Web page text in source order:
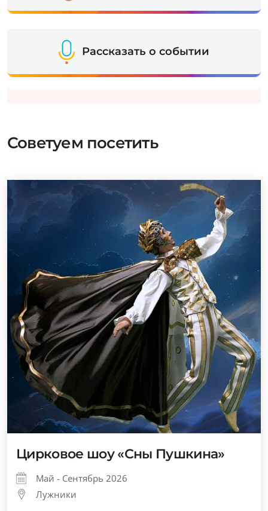
Рассказать о событии
Советуем посетить
Цирковое шоу «Сны Пушкина»
Май - Сентябрь 2026
Лужники